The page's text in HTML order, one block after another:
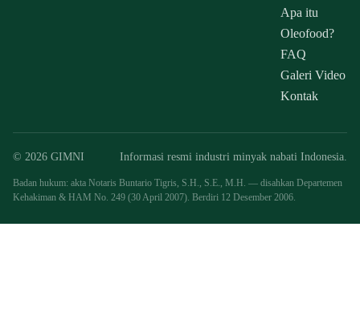
Apa itu
Oleofood?
FAQ
Galeri Video
Kontak
© 2026 GIMNI Informasi resmi industri minyak nabati Indonesia.
Badan hukum: akta Notaris Buntario Tigris, S.H., S.E., M.H. — disahkan Departemen
Kehakiman & HAM No. 249 (30 April 2007). Berdiri 12 Desember 2006.